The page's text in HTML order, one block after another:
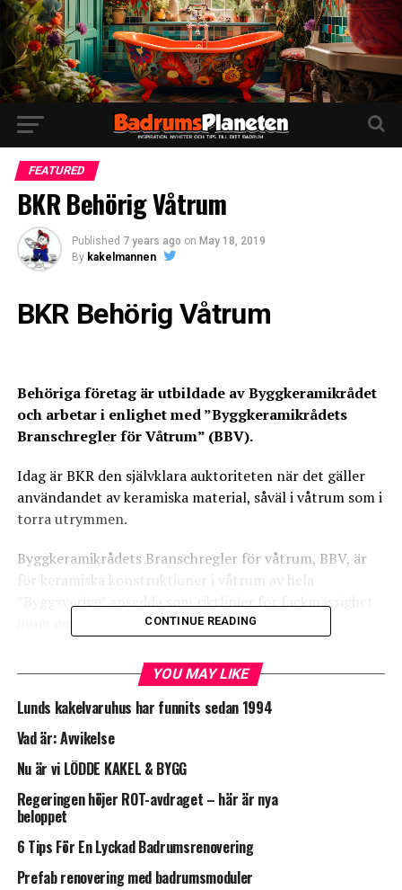
FEATURED
BKR Behörig Våtrum
Published 7 years ago on May 18, 2019
By kakelmannen
BKR Behörig Våtrum
Behöriga företag är utbildade av Byggkeramikrådet
och arbetar i enlighet med ”Byggkeramikrådets
Branschregler för Våtrum” (BBV).
Idag är BKR den självklara auktoriteten när det gäller
användandet av keramiska material, såväl i våtrum som i
torra utrymmen.
Byggkeramikrådets Branschregler för våtrum, BBV, är
för keramiska konstruktioner i våtrum av hela
”Byggsverige” ansedda som riktlinjer för fackmässighet
Behörigheten ger rätt att utfärda Byggkeramikrådets
kvalitetsdokument, en egenkontroll som visar att ditt
våtrum är byggt på ett fackmässigt sätt.
Företag som följer BBV använder godkända
tätskiktssystem samt väljer i övrigt lämpliga material
och konstruktioner.
Branschreglerna gäller för funktion och applicering av
tätskiktssystem på olika underlag då kakel, klinker eller
mosaik skall utgöra ytskikt på golv och väggar i våtrum.
CONTINUE READING
YOU MAY LIKE
Lunds kakelvaruhus har funnits sedan 1994
Vad är: Avvikelse
Nu är vi LÖDDE KAKEL & BYGG
Regeringen höjer ROT-avdraget – här är nya
beloppet
6 Tips För En Lyckad Badrumsrenovering
Prefab renovering med badrumsmoduler